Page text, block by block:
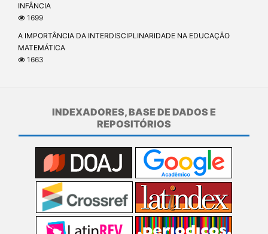
INFÂNCIA
1699
A IMPORTÂNCIA DA INTERDISCIPLINARIDADE NA EDUCAÇÃO
MATEMÁTICA
1663
INDEXADORES, BASE DE DADOS E
REPOSITÓRIOS